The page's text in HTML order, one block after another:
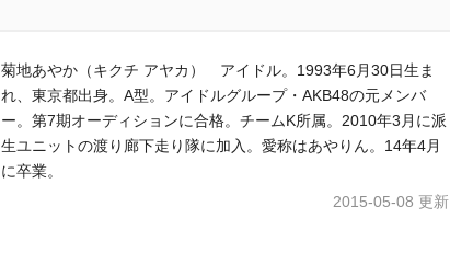
菊地あやか（キクチ アヤカ） アイドル。1993年6月30日生ま
れ、東京都出身。A型。アイドルグループ・AKB48の元メンバ
ー。第7期オーディションに合格。チームK所属。2010年3月に派
生ユニットの渡り廊下走り隊に加入。愛称はあやりん。14年4月
に卒業。
2015-05-08 更新